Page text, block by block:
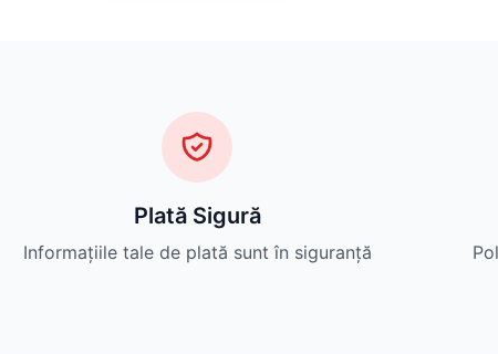
Plată Sigură
Informațiile tale de plată sunt în siguranță